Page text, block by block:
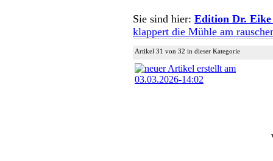
Sie sind hier: Edition Dr. Eike
klappert die Mühle am
Artikel 31 von 32 in dieser Kategorie